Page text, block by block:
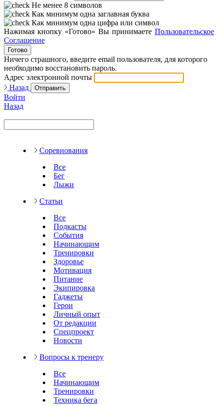
Не менее 8 символов
Как минимум одна заглавная буква
Как минимум одна цифра или символ
Нажимая кнопку «Готово» Вы принимаете Пользовательское
Соглашение
Готово
Ничего страшного, введите email пользователя, для которого
необходимо восстановить пароль.
Адрес электронной почты
Назад
Отправить
Войти
Назад
Соревнования
Все
Бег
Лыжи
Статьи
Все
Подкасты
События
Начинающим
Тренировки
Здоровье
Мотивация
Питание
Экипировка
Гаджеты
Герои
Личный опыт
От редакции
Спецпроект
Новости
Вопросы к тренеру
Все
Начинающим
Тренировки
Техника бега